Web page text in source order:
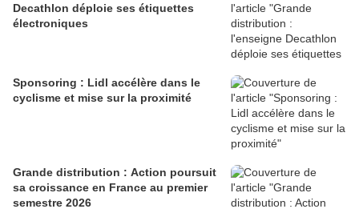
Decathlon déploie ses étiquettes
électroniques
Sponsoring : Lidl accélère dans le
cyclisme et mise sur la proximité
Grande distribution : Action poursuit
sa croissance en France au premier
semestre 2026